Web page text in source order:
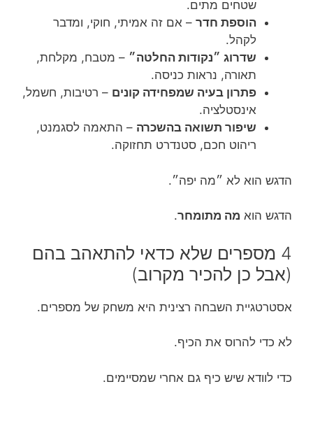
שטחים מתים.
הוספת חדר – אם זה אמיתי, חוקי, ומדבר
לקהל.
שדרוג ״נקודות החלטה״ – מטבח, מקלחת,
תאורה, נראות כניסה.
פתרון בעיה שמפחידה קונים – רטיבות, חשמל,
אינסטלציה.
שיפור תשואה בהשכרה – התאמה לסגמנט,
ריהוט חכם, סטנדרט תחזוקה.
הדגש הוא לא ״מה יפה״.
הדגש הוא מה מתומחר.
4 מספרים שלא כדאי להתאהב בהם
(אבל כן להכיר מקרוב)
אסטרטגיית השבחה רצינית היא משחק של מספרים.
לא כדי להרוס את הכיף.
כדי לוודא שיש כיף גם אחרי שמסיימים.